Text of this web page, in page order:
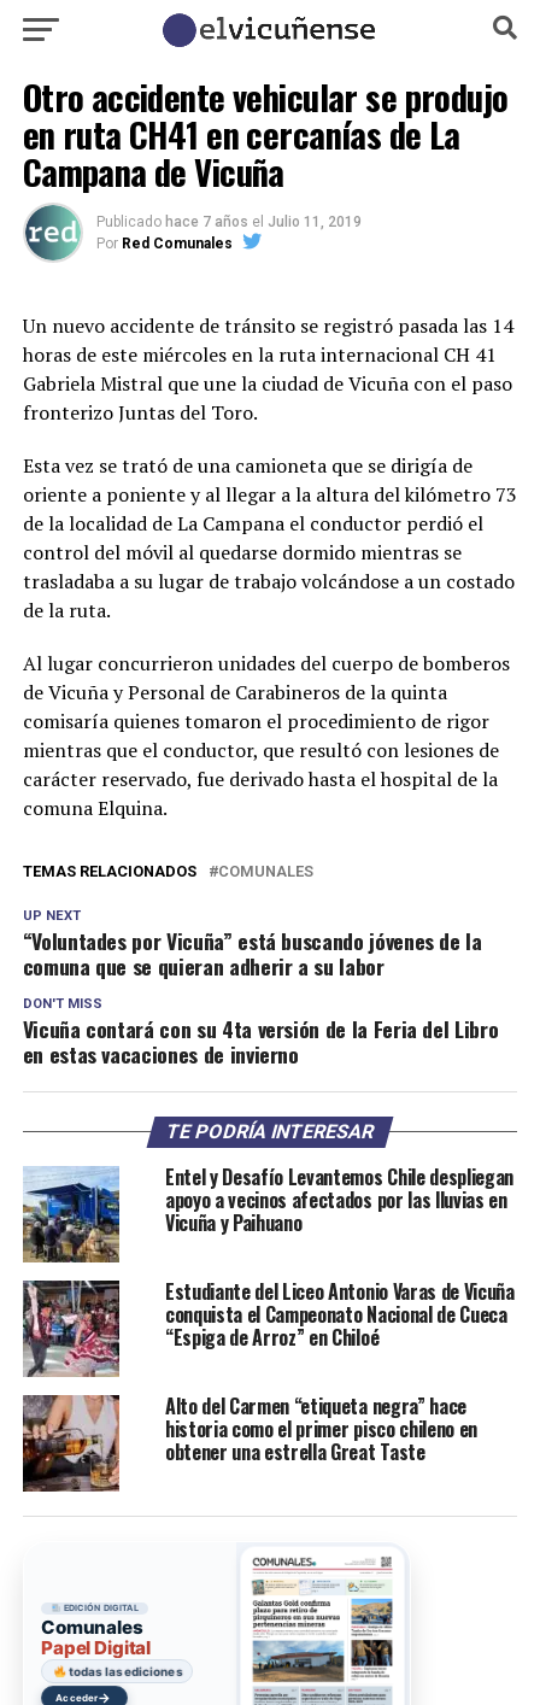
Otro accidente vehicular se produjo
en ruta CH41 en cercanías de La
Campana de Vicuña
Publicado hace 7 años el Julio 11, 2019
Por Red Comunales
Un nuevo accidente de tránsito se registró pasada las 14
horas de este miércoles en la ruta internacional CH 41
Gabriela Mistral que une la ciudad de Vicuña con el paso
fronterizo Juntas del Toro.
Esta vez se trató de una camioneta que se dirigía de
oriente a poniente y al llegar a la altura del kilómetro 73
de la localidad de La Campana el conductor perdió el
control del móvil al quedarse dormido mientras se
trasladaba a su lugar de trabajo volcándose a un costado
de la ruta.
Al lugar concurrieron unidades del cuerpo de bomberos
de Vicuña y Personal de Carabineros de la quinta
comisaría quienes tomaron el procedimiento de rigor
mientras que el conductor, que resultó con lesiones de
carácter reservado, fue derivado hasta el hospital de la
comuna Elquina.
TEMAS RELACIONADOS COMUNALES
UP NEXT
“Voluntades por Vicuña” está buscando jóvenes de la
comuna que se quieran adherir a su labor
DON'T MISS
Vicuña contará con su 4ta versión de la Feria del Libro
en estas vacaciones de invierno
TE PODRÍA INTERESAR
Entel y Desafío Levantemos Chile despliegan
apoyo a vecinos afectados por las lluvias en
Vicuña y Paihuano
Estudiante del Liceo Antonio Varas de Vicuña
conquista el Campeonato Nacional de Cueca
“Espiga de Arroz” en Chiloé
Alto del Carmen “etiqueta negra” hace
historia como el primer pisco chileno en
obtener una estrella Great Taste
EDICIÓN DIGITAL
Comunales
Papel Digital
todas las ediciones
Acceder→